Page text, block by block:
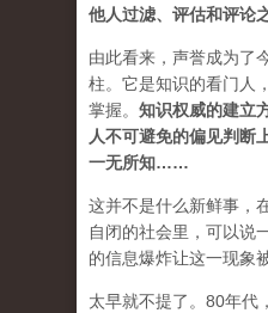
他人过滤、评估和评论
由此看来，声誉成为了
柱。它是知识的看门人
掌握。 知识权威的建立
人不可避免的偏见判断
一无所知……
这并不是什么新鲜事，
自闭的社会里，可以说
的信息爆炸让这一现象
太早就不提了。80年代